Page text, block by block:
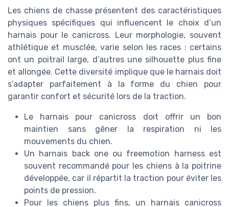
Les chiens de chasse présentent des caractéristiques
physiques spécifiques qui influencent le choix d’un
harnais pour le canicross. Leur morphologie, souvent
athlétique et musclée, varie selon les races : certains
ont un poitrail large, d’autres une silhouette plus fine
et allongée. Cette diversité implique que le harnais doit
s’adapter parfaitement à la forme du chien pour
garantir confort et sécurité lors de la traction.
Le harnais pour canicross doit offrir un bon
maintien sans gêner la respiration ni les
mouvements du chien.
Un harnais back one ou freemotion harness est
souvent recommandé pour les chiens à la poitrine
développée, car il répartit la traction pour éviter les
points de pression.
Pour les chiens plus fins, un harnais canicross